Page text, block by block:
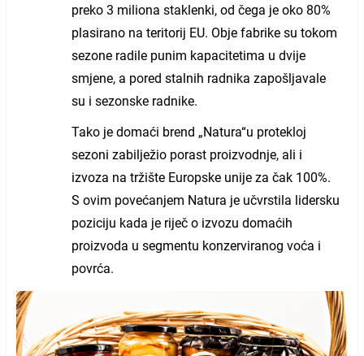
preko 3 miliona staklenki, od čega je oko 80%
plasirano na teritorij EU. Obje fabrike su tokom
sezone radile punim kapacitetima u dvije
smjene, a pored stalnih radnika zapošljavale
su i sezonske radnike.
Tako je domaći brend „Natura“u protekloj
sezoni zabilježio porast proizvodnje, ali i
izvoza na tržište Europske unije za čak 100%.
S ovim povećanjem Natura je učvrstila lidersku
poziciju kada je riječ o izvozu domaćih
proizvoda u segmentu konzerviranog voća i
povrća.